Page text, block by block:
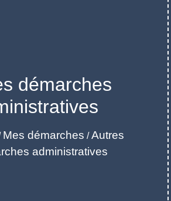
démarches
Mes démarches /Autres
administratives